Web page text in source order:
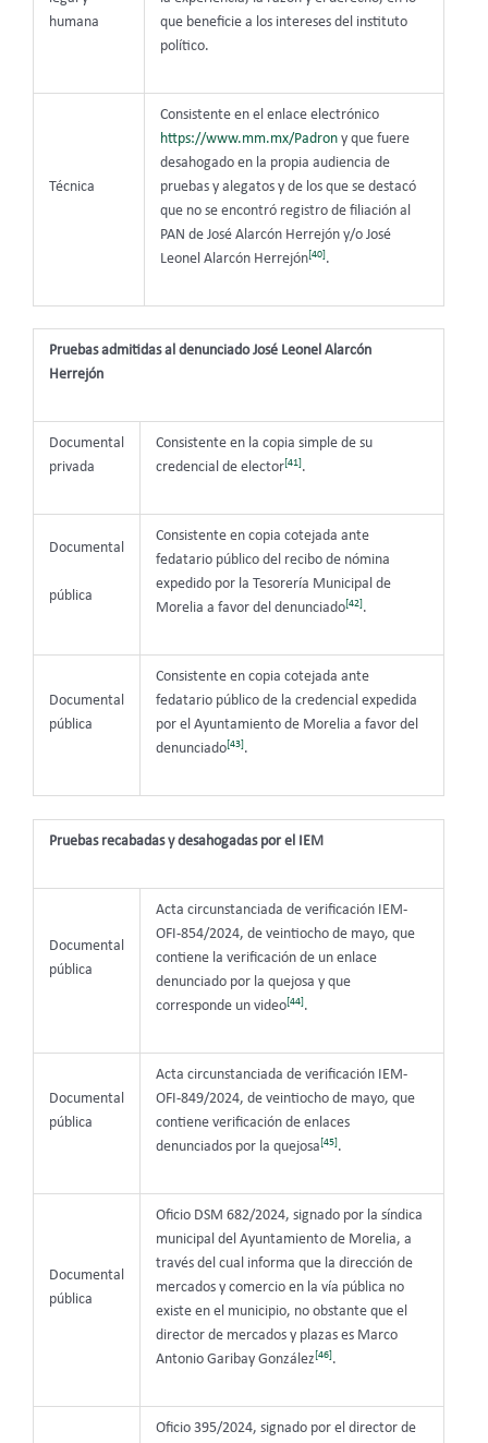
humana
que beneficie a los intereses del instituto
político.
Técnica
Consistente en el enlace electrónico
https://www.mm.mx/Padrony que fuere
desahogado en la propia audiencia de
pruebas y alegatos y de los que se destacó
que no se encontró registro de filiación al
PAN de José Alarcón Herrejón y/o José
Leonel Alarcón Herrejón[40].
Pruebas admitidas al denunciado José Leonel Alarcón
Herrejón
Documental
privada
Consistente en la copia simple de su
credencial de elector[41].
Documental
pública
Consistente en copia cotejada ante
fedatario público del recibo de nómina
expedido por la Tesorería Municipal de
Morelia a favor del denunciado[42].
Documental
pública
Consistente en copia cotejada ante
fedatario público de la credencial expedida
por el Ayuntamiento de Morelia a favor del
denunciado[43].
Pruebas recabadas y desahogadas por el IEM
Documental
pública
Acta circunstanciada de verificación IEM-
OFI-854/2024, de veintiocho de mayo, que
contiene la verificación de un enlace
denunciado por la quejosa y que
corresponde un video[44].
Documental
pública
Acta circunstanciada de verificación IEM-
OFI-849/2024, de veintiocho de mayo, que
contiene verificación de enlaces
denunciados por la quejosa[45].
Documental
pública
Oficio DSM 682/2024, signado por la síndica
municipal del Ayuntamiento de Morelia, a
través del cual informa que la dirección de
mercados y comercio en la vía pública no
existe en el municipio, no obstante que el
director de mercados y plazas es Marco
Antonio Garibay González[46].
Oficio 395/2024, signado por el director de